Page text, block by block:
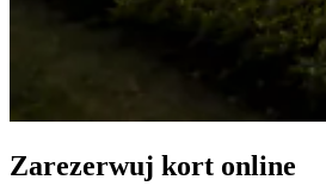
Zarezerwuj kort online